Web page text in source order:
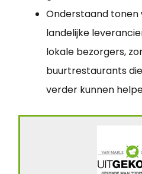
Onderstaand tonen
landelijke
lokale bezorgers,
buurtrestaurants
verder kunnen